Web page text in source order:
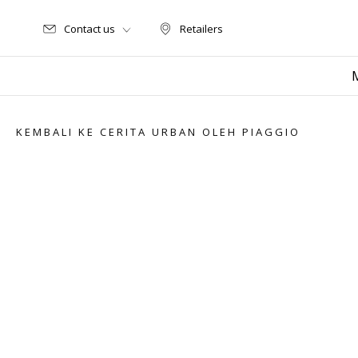
Retailers
Retailers
Contact us
KEMBALI KE CERITA URBAN OLEH PIAGGIO